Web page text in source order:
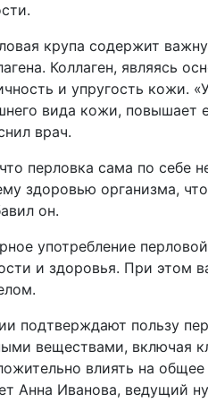
крупа содержит
Коллаген, являясь
и упругость кожи.
вида кожи, повышает
врач.
перловка сама по себе
здоровью организма,
он.
употребление
и здоровья. При этом
подтверждают пользу
веществами, включая
влиять на
Анна Иванова, ведущий